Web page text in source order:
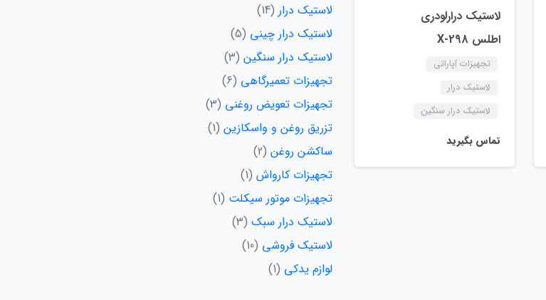
لاستیک درارلودری
اطلس X-298
تجهیزات آپاراتی
لاستیک درار
لاستیک درار سنگین
تماس بگیرید
لاستیک درار 14
لاستیک درار چینی 5
لاستیک درار سنگین 3
تجهیزات تعمیرگاهی 6
تجهیزات تعویض روغنی 3
تزریق روغن و واسکازین 1
ساکشن روغن 2
تجهیزات کارواش 1
تجهیزات موتور سیکلت 1
لاستیک درار سبک 3
لاستیک فروشی 10
لوازم یدکی 1